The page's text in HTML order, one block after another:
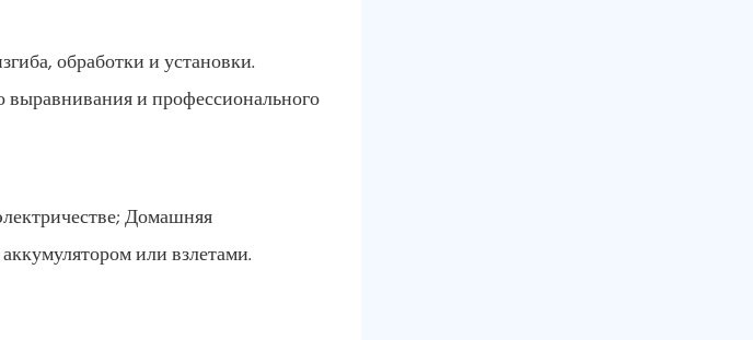
обработки и установки.
выравнивания и профессионального
Домашняя
или взлетами.